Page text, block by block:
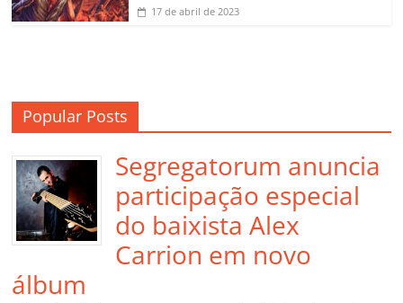
17 de abril de 2023
Popular Posts
Segregatorum anuncia
participação especial
do baixista Alex
Carrion em novo
álbum